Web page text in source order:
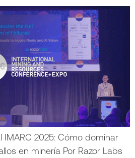
2025: Cómo dominar
en minería Por Razor Labs